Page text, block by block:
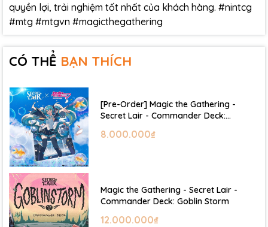
quyền lợi, trải nghiệm tốt nhất của khách hàng. #nintcg
#mtg #mtgvn #magicthegathering
CÓ THỂ BẠN THÍCH
[Pre-Order] Magic the Gathering -
Secret Lair - Commander Deck:
8.000.000₫
Magic the Gathering - Secret Lair -
Commander Deck: Goblin Storm
12.000.000₫